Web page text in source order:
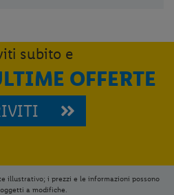
subito e
OFFERTE
illustrativo; i prezzi e le informazioni possono
a modifiche.